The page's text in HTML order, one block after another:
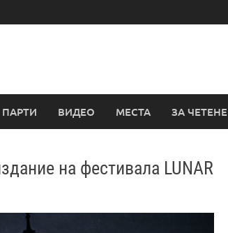
ПАРТИ ВИДЕО МЕСТА ЗА ЧЕТЕНЕ
на фестивала LUNAR